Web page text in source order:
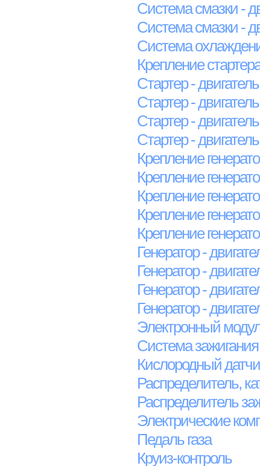
Система смазки -
Система смазки -
Система
Крепление
Стартер -
Стартер -
Стартер -
Стартер -
Крепление
Крепление
Крепление
Крепление
Крепление
Генератор -
Генератор -
Генератор -
Генератор -
Электронный
Система зажигания
Кислородный
Распределитель,
Распределитель
Электрические
Педаль газа
Круиз-контроль